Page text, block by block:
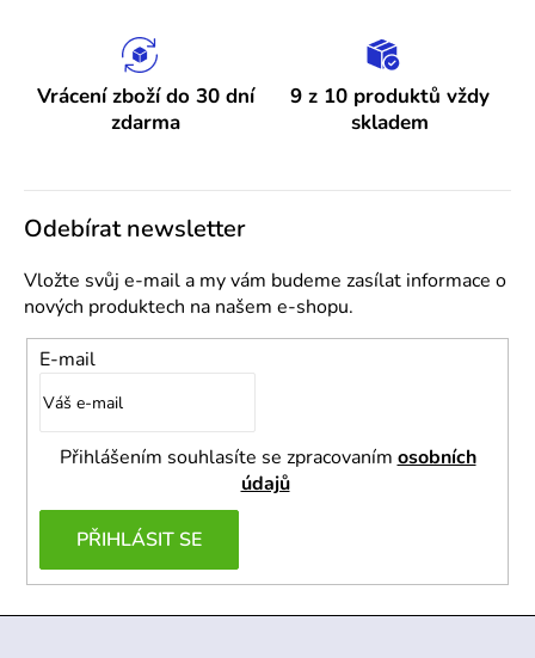
Vrácení zboží do 30 dní
zdarma
9 z 10 produktů vždy
skladem
Odebírat newsletter
Vložte svůj e-mail a my vám budeme zasílat informace o
nových produktech na našem e-shopu.
E-mail
Přihlášením souhlasíte se zpracovaním osobních
údajů
PŘIHLÁSIT SE